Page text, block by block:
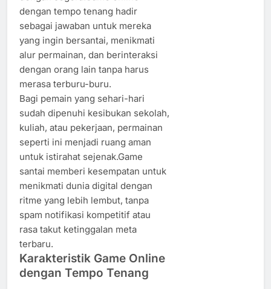
dengan tempo tenang hadir
sebagai jawaban untuk mereka
yang ingin bersantai, menikmati
alur permainan, dan berinteraksi
dengan orang lain tanpa harus
merasa terburu-buru.
Bagi pemain yang sehari-hari
sudah dipenuhi kesibukan sekolah,
kuliah, atau pekerjaan, permainan
seperti ini menjadi ruang aman
untuk istirahat sejenak.Game
santai memberi kesempatan untuk
menikmati dunia digital dengan
ritme yang lebih lembut, tanpa
spam notifikasi kompetitif atau
rasa takut ketinggalan meta
terbaru.
Karakteristik Game Online
dengan Tempo Tenang